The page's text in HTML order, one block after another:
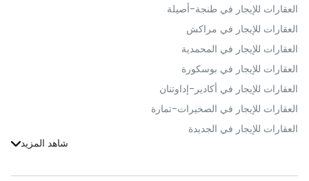
العقارات للإيجار في طنجة-أصيلة
العقارات للإيجار في مراكش
العقارات للإيجار في المحمدية
العقارات للإيجار في بوسكورة
العقارات للإيجار في أكادير-إداوتنان
العقارات للإيجار في الصخيرات-تمارة
العقارات للإيجار في الجديدة